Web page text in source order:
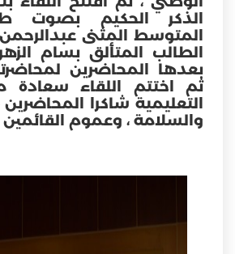
الذكر الحكيم بصوت
المتوسط المثنى
الطالب المتألق بسام
بعدها المحاضرين
ثم اختتم اللقاء سعادة
التعليمية شاكرا
والسلامة ، وعموم